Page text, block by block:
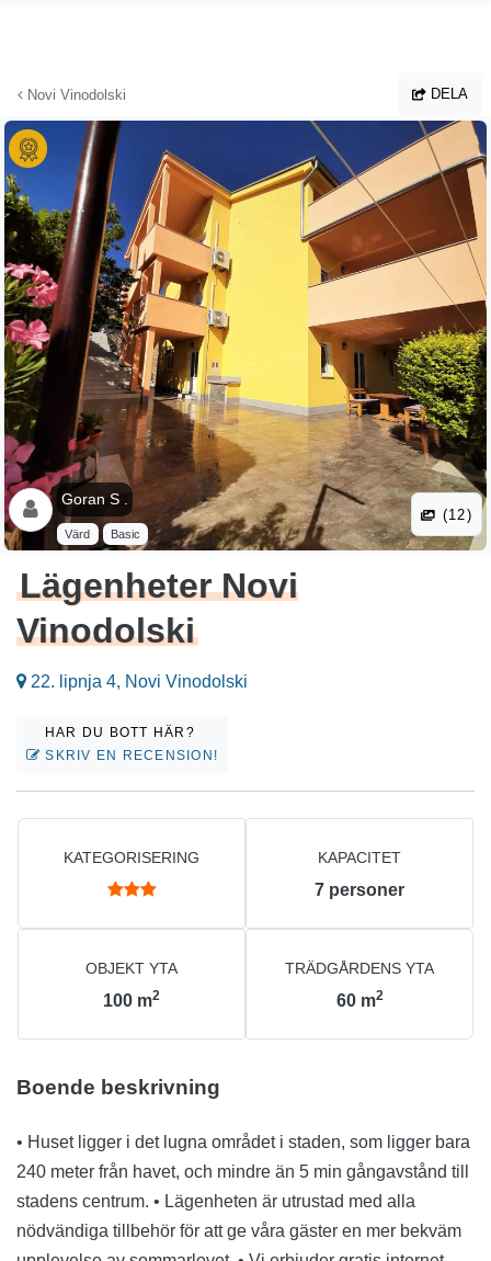
Novi Vinodolski DELA
Goran S .
Värd Basic
(12)
Lägenheter Novi
Vinodolski
22. lipnja 4, Novi Vinodolski
HAR DU BOTT HÄR?
SKRIV EN RECENSION!
KATEGORISERING KAPACITET
7 personer
OBJEKT YTA
100 m2
TRÄDGÅRDENS YTA
60 m2
Boende beskrivning
• Huset ligger i det lugna området i staden, som ligger bara
240 meter från havet, och mindre än 5 min gångavstånd till
stadens centrum. • Lägenheten är utrustad med alla
nödvändiga tillbehör för att ge våra gäster en mer bekväm